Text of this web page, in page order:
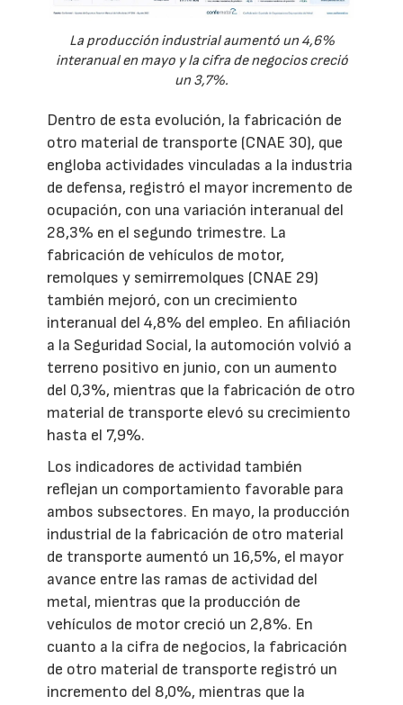
La producción industrial aumentó un 4,6%
interanual en mayo y la cifra de negocios creció
un 3,7%.
Dentro de esta evolución, la fabricación de
otro material de transporte (CNAE 30), que
engloba actividades vinculadas a la industria
de defensa, registró el mayor incremento de
ocupación, con una variación interanual del
28,3% en el segundo trimestre. La
fabricación de vehículos de motor,
remolques y semirremolques (CNAE 29)
también mejoró, con un crecimiento
interanual del 4,8% del empleo. En afiliación
a la Seguridad Social, la automoción volvió a
terreno positivo en junio, con un aumento
del 0,3%, mientras que la fabricación de otro
material de transporte elevó su crecimiento
hasta el 7,9%.
Los indicadores de actividad también
reflejan un comportamiento favorable para
ambos subsectores. En mayo, la producción
industrial de la fabricación de otro material
de transporte aumentó un 16,5%, el mayor
avance entre las ramas de actividad del
metal, mientras que la producción de
vehículos de motor creció un 2,8%. En
cuanto a la cifra de negocios, la fabricación
de otro material de transporte registró un
incremento del 8,0%, mientras que la